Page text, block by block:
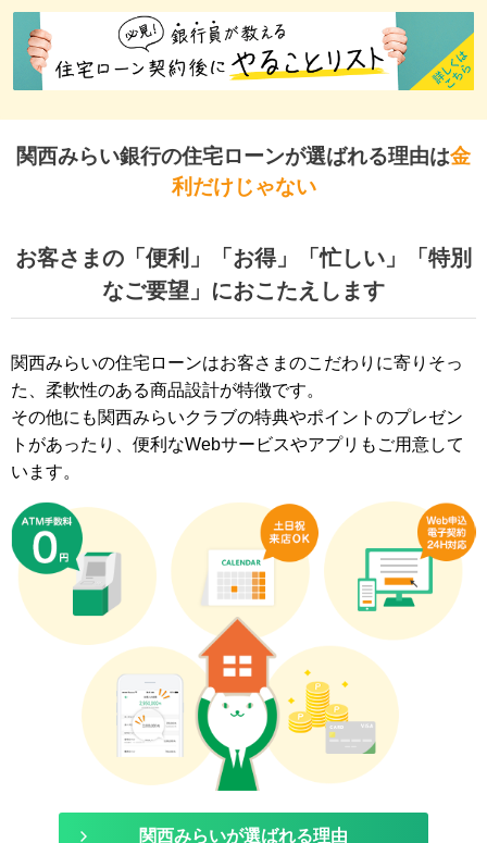
関西みらい銀行の住宅ローンが選ばれる理由は金
利だけじゃない
お客さまの「便利」「お得」「忙しい」「特別
なご要望」におこたえします
関西みらいの住宅ローンはお客さまのこだわりに寄りそっ
た、柔軟性のある商品設計が特徴です。
その他にも関西みらいクラブの特典やポイントのプレゼン
トがあったり、便利なWebサービスやアプリもご用意して
います。
関西みらいが選ばれる理由